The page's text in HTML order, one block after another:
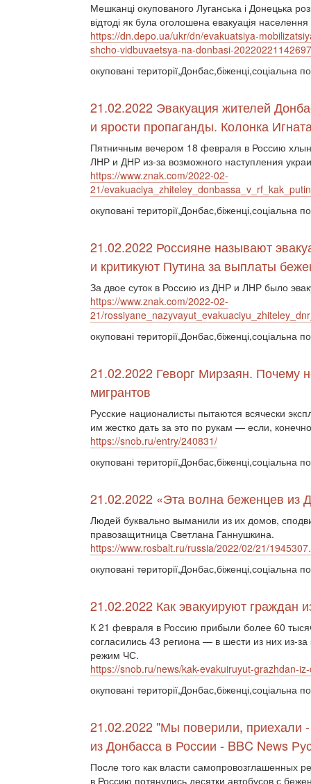
Мешканці окупованого Луганська і Донецька
відтоді як була оголошена евакуація населення
https://dn.depo.ua/ukr/dn/evakuatsiya-
shcho-vidbuvaetsya-na-donbasi-
окуповані території,Донбас,біженці,соціальна
21.02.2022 Эвакуация жителей
и ярости пропаганды. Колонка
Пятничным вечером 18 февраля в Россию
ЛНР и ДНР из-за возможного наступления
https://www.znak.com/2022-02-
21/
окуповані території,Донбас,біженці,соціальна
21.02.2022 Россияне называют
и критикуют Путина за выплаты
За двое суток в Россию из ДНР и ЛНР было
https://www.znak.com/2022-02-
21/
окуповані території,Донбас,біженці,соціальна
21.02.2022 Геворг Мирзаян. Почему
мигрантов
Русские националисты пытаются всячески
им жестко дать за это по рукам — если,
https://snob.ru/entry/240831/
окуповані території,Донбас,біженці,соціальна
21.02.2022 «Эта волна беженцев
Людей буквально выманили из их домов,
правозащитница Светлана Ганнушкина.
https://www.rosbalt.ru/russia/2022/02/21/
окуповані території,Донбас,біженці,соціальна
21.02.2022 Как эвакуируют граждан
К 21 февраля в Россию прибыли более 60
согласились 43 региона — в шести из них из-
режим ЧС.
https://snob.ru/news/kak-evakuiruyut-grazhdan-
окуповані території,Донбас,біженці,соціальна
21.02.2022 "Мы поверили, приехали
из Донбасса в России - BBC News
После того как власти самопровозглашенных
в Россию потянулись десятки автобусов с